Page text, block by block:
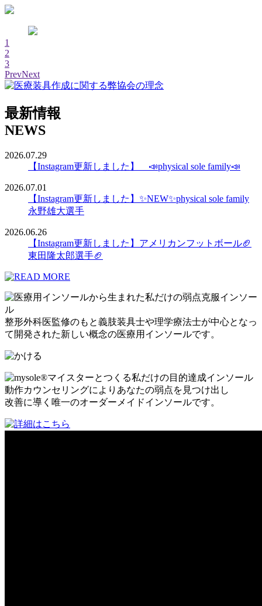
1
2
3
PrevNext
最新情報
NEWS
2026.07.29
【Instagram更新しました】 📣physical sole family📣
2026.07.01
【Instagram更新しました】✨NEW✨physical sole family
永野雄大選手
2026.06.26
【Instagram更新しました】アメリカンフットボール🏈
東田隆太郎選手🏈
整形外科医監修のもと義肢装具士や理学療法士が中心となっ
て開発された新しい概念の医療用インソールです。
動作カウンセリングによりあなたの弱点を見つけ出し
改善に導く唯一のオーダーメイドインソールです。